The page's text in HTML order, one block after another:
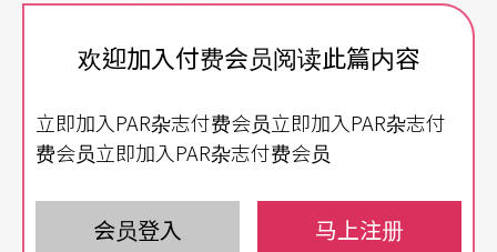
化的意识形态，强调性别平等与多元认同的重要
古代社会的解放与包容
《第十二夜》的剧名源自基督教的主显节。在这圣
欢迎加入付费会员阅读此篇内容
立即加入PAR杂志付费会员立即加入PAR杂志付
费会员立即加入PAR杂志付费会员
会员登入 马上注册